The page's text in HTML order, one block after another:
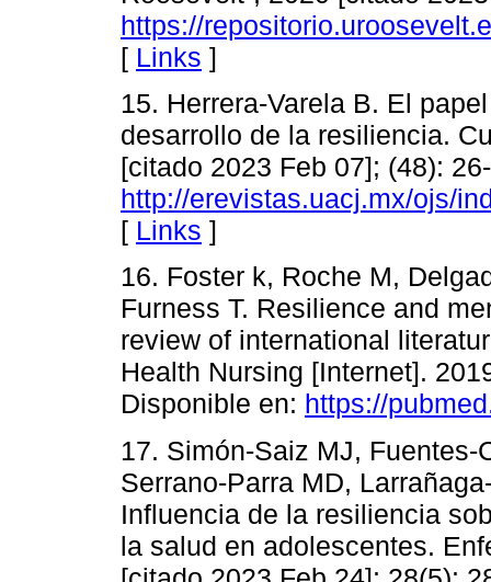
https://
[ Links ]
15. Herrera-Varela B. El
desarrollo de la resiliencia.
[citado 2023 Feb 07]; (48):
http://erevistas.uacj.mx/ojs/
[ Links ]
16. Foster k, Roche M,
Furness T. Resilience and
review of international
Health Nursing [Internet].
Disponible en: https://
17. Simón-Saiz MJ,
Serrano-Parra MD,
Influencia de la resiliencia
la salud en adolescentes.